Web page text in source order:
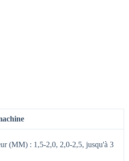
(MM) : 1,5-2,0, 2,0-2,5, jusqu'à 3